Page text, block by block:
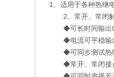
1、适用于各种热继
2、常开、常闭触
◆可长时间输出0
◆电流可平稳输
◆可同步测试热继
◆常开、常闭接